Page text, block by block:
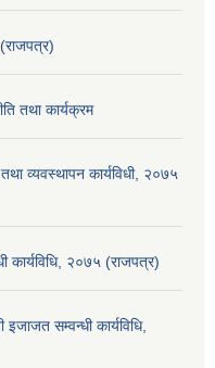
तथा कार्यक्रम
व्यवस्थापन कार्यविधी, २०७५
कार्यविधि, २०७५ (राजपत्र)
इजाजत सम्वन्धी कार्यविधि,